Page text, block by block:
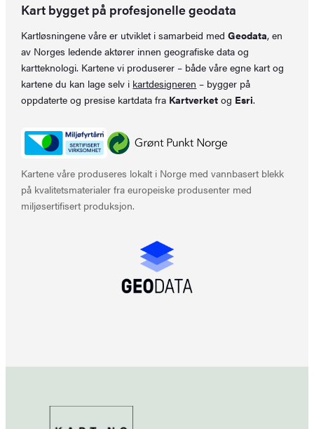
Kart bygget på profesjonelle geodata
Kartløsningene våre er utviklet i samarbeid medGeodata, en
av Norges ledende aktører innen geografiske data og
kartteknologi. Kartene vi produserer – både våre egne kart og
kartene du kan lage selv i kartdesigneren – bygger på
oppdaterte og presise kartdata fra Kartverket og Esri.
Kartene våre produseres lokalt i Norge med vannbasert blekk
på kvalitetsmaterialer fra europeiske produsenter med
miljøsertifisert produksjon.